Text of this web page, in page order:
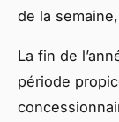
de la
La fin de
période